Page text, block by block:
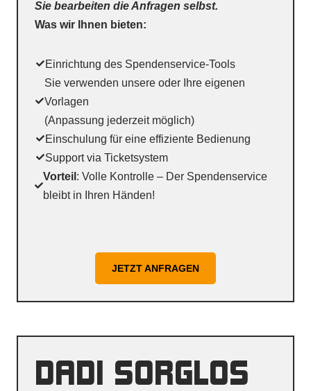
Sie bearbeiten die Anfragen selbst.
Was wir Ihnen bieten:
Einrichtung des Spendenservice-Tools
Sie verwenden unsere oder Ihre eigenen
Vorlagen
(Anpassung jederzeit möglich)
Einschulung für eine effiziente Bedienung
Support via Ticketsystem
Vorteil : Volle Kontrolle – Der Spendenservice
bleibt in Ihren Händen!
JETZT ANFRAGEN
DADI SORGLOS